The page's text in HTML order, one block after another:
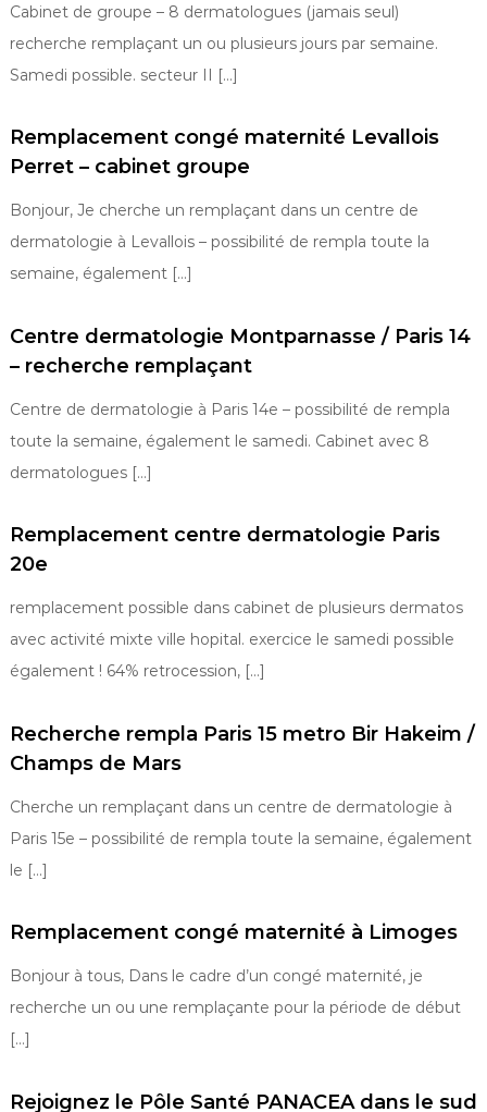
Cabinet de groupe – 8 dermatologues (jamais seul)
recherche remplaçant un ou plusieurs jours par semaine.
Samedi possible. secteur II […]
Remplacement congé maternité Levallois
Perret – cabinet groupe
Bonjour, Je cherche un remplaçant dans un centre de
dermatologie à Levallois – possibilité de rempla toute la
semaine, également […]
Centre dermatologie Montparnasse / Paris 14
– recherche remplaçant
Centre de dermatologie à Paris 14e – possibilité de rempla
toute la semaine, également le samedi. Cabinet avec 8
dermatologues […]
Remplacement centre dermatologie Paris
20e
remplacement possible dans cabinet de plusieurs dermatos
avec activité mixte ville hopital. exercice le samedi possible
également ! 64% retrocession, […]
Recherche rempla Paris 15 metro Bir Hakeim /
Champs de Mars
Cherche un remplaçant dans un centre de dermatologie à
Paris 15e – possibilité de rempla toute la semaine, également
le […]
Remplacement congé maternité à Limoges
Bonjour à tous, Dans le cadre d’un congé maternité, je
recherche un ou une remplaçante pour la période de début
[…]
Rejoignez le Pôle Santé PANACEA dans le sud